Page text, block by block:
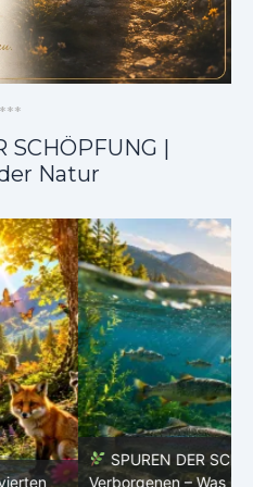
***
|
Natur
|
Episode 8 – Leben im
lehren |
Leben im